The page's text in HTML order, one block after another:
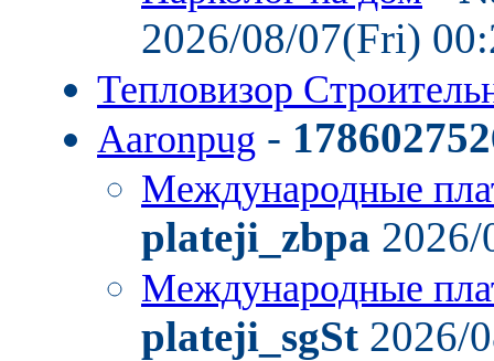
2026/08/07(Fri)
Тепловизор
Aaronpug -
Международные
plateji_zbpa
Международные
plateji_sgSt 2026/